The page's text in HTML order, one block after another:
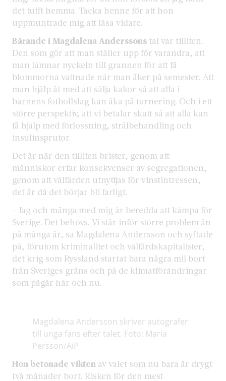
det tufft hemma. Tacka henne för att hon
uppmuntrade mig att läsa vidare.
Bärande i Magdalena Anderssons tal var tilliten.
Den som gör att man ställer upp för varandra, att
man lämnar nyckeln till grannen för att få
blommorna vattnade när man åker på semester. Att
man hjälp åt med att sälja kakor så att alla i
barnens fotbollslag kan åka på turnering. Och i ett
större perspektiv, att vi betalar skatt så att alla kan
få hjälp med förlossning, strålbehandling och
insulinsprutor.
Det är när den tilliten brister, genom att
människor erfar konsekvenser av segregationen,
genom att välfärden utnyttjas för vinstintressen,
det är då det börjar bli farligt.
– Jag och många med mig är beredda att kämpa för
Sverige. Det behövs. Vi står inför större problem än
på många år, sa Magdalena Andersson och syftade
på, förutom kriminalitet och välfärdskapitalister,
det krig som Ryssland startat bara några mil bort
från Sveriges gräns och på de klimatförändringar
som pågår här och nu.
Magdalena Andersson skriver autografer
till unga fans efter talet. Foto: Maria
Persson/AiP
Hon betonade vikten av valet som nu bara är drygt
två månader bort. Risken för den mest